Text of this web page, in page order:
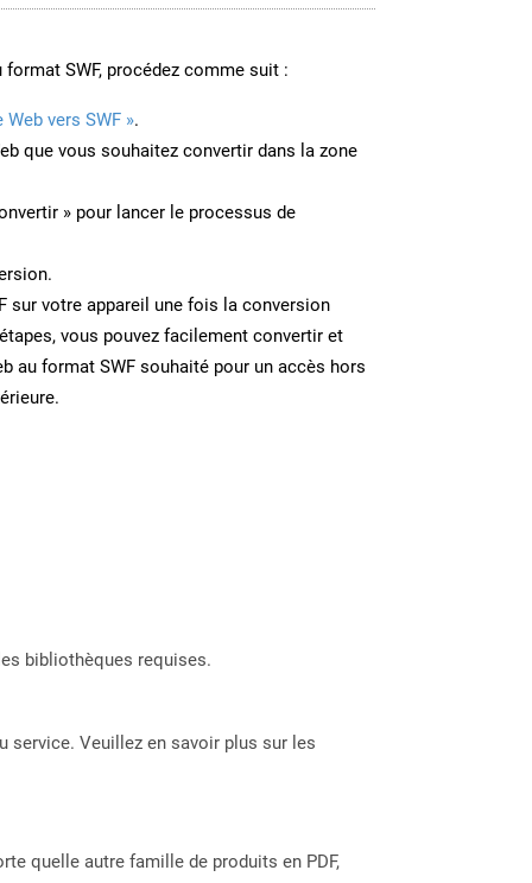
SWF, procédez comme suit :
Web vers SWF ».
que vous souhaitez convertir dans la zone
» pour lancer le processus de
sur votre appareil une fois la conversion
vous pouvez facilement convertir et
au format SWF souhaité pour un accès hors
bibliothèques requises.
service. Veuillez en savoir plus sur les
quelle autre famille de produits en PDF,